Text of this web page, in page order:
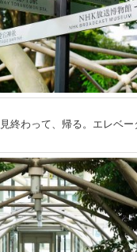
終わって、帰る。エレベ